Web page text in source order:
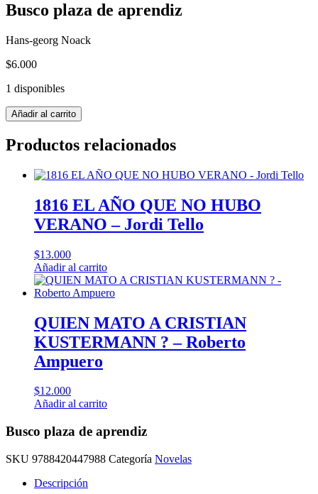
Busco plaza de aprendiz
Hans-georg Noack
$6.000
1 disponibles
Busco
plaza
de
aprendiz
Añadir al carrito
Productos relacionados
1816 EL AÑO QUE NO HUBO
VERANO – Jordi Tello
$13.000
Añadir al carrito
QUIEN MATO A CRISTIAN
KUSTERMANN ? – Roberto
Ampuero
$12.000
Añadir al carrito
Busco plaza de aprendiz
SKU 9788420447988 Categoría Novelas
Descripción